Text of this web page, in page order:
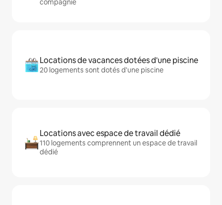
compagnie
Locations de vacances dotées d'une piscine
20 logements sont dotés d'une piscine
Locations avec espace de travail dédié
110 logements comprennent un espace de travail
dédié